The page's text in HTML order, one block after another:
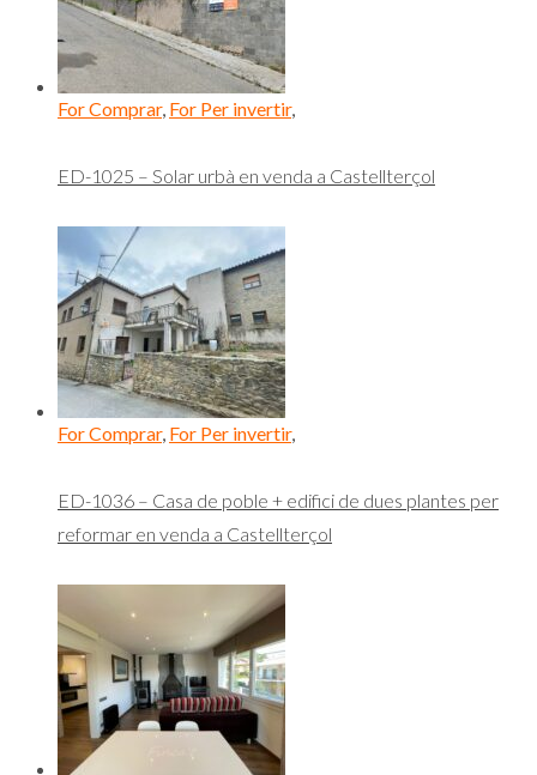
For Comprar, For Per invertir,
ED-1025 – Solar urbà en venda a Castellterçol
For Comprar, For Per invertir,
ED-1036 – Casa de poble + edifici de dues plantes per
reformar en venda a Castellterçol